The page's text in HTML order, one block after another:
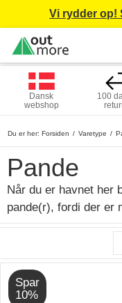
Vi rydder op!
Dansk
webshop
100
Du er her: Forsiden Varetype
Pande
Når du er havnet her
pande(r), fordi der er
Spar
10%